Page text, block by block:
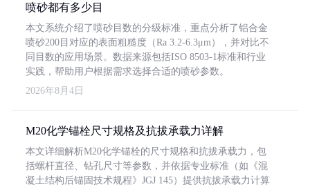
喷砂都有多少目
本文系统介绍了喷砂目数的分级标准，重点分析了铝合金
喷砂200目对应的表面粗糙度（Ra 3.2-6.3μm），并对比不
同目数的应用场景。数据来源包括ISO 8503-1标准和行业
实践，帮助用户根据需求选择合适的喷砂参数。
2026年8月4日
M20化学锚栓尺寸规格及抗拔承载力详解
本文详细解析M20化学锚栓的尺寸规格和抗拔承载力，包
括螺杆直径、钻孔尺寸等参数，并依据专业标准（如《混
凝土结构后锚固技术规程》JGJ 145）提供抗拔承载力计算